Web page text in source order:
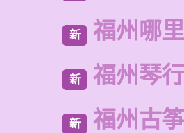
新 福州哪
新 福州琴
新 福州古筝